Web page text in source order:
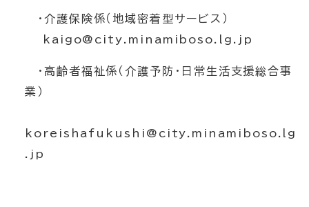
・介護保険係（地域密着型サービス）
kaigo@city.minamiboso.lg.jp
・高齢者福祉係（介護予防・日常生活支援総合事
業）
koreishafukushi@city.minamiboso.lg
.jp